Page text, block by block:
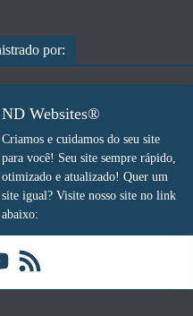
por:
ND Websites®
Criamos e cuidamos do seu site
para você! Seu site sempre rápido,
otimizado e atualizado! Quer um
site igual? Visite nosso site no link
abaixo: